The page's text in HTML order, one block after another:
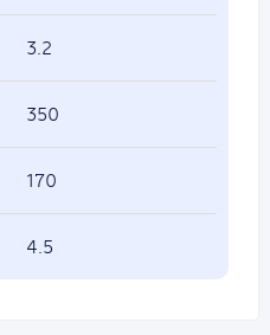
3.2
350
170
4.5